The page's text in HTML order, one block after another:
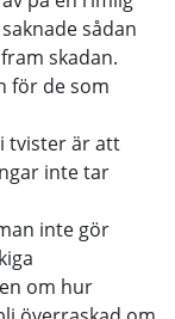
sådan
skadan.
för de som
tvister är att
inte tar
inte gör
om hur